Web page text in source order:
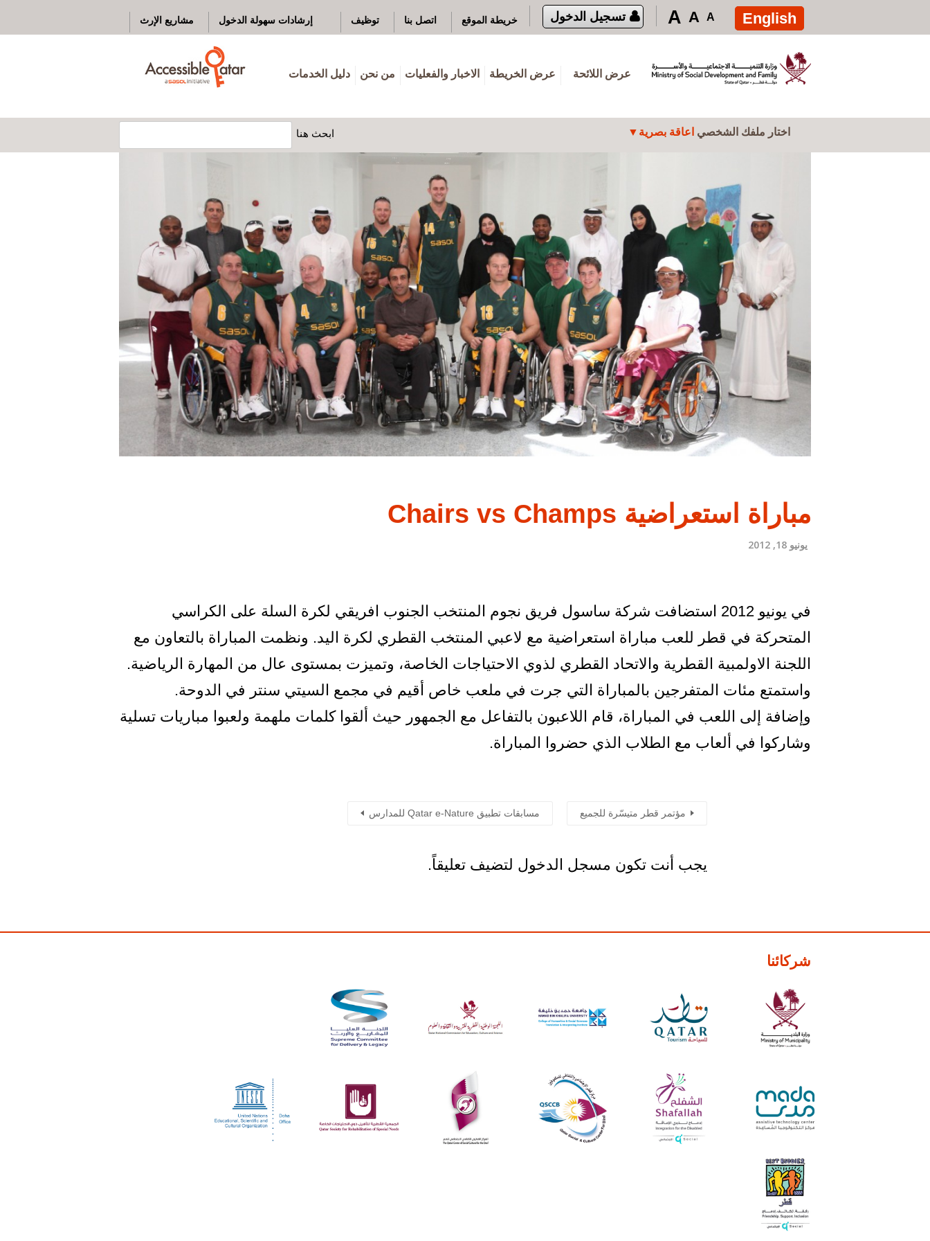
تجاوز إلى المحتوى الرئيسي
English
A
A
A تسجيل الدخول خريطة الموقع اتصل بنا توظيف إرشادات سهولة الدخول مشاريع الإرث
عرض اللائحة عرض الخريطة الاخبار والفعليات من نحن دليل الخدمات
اختار ملفك الشخصي اعاقة بصرية ابحث هنا
مباراة استعراضية Chairs vs Champs
يونيو 18, 2012
في يونيو 2012 استضافت شركة ساسول فريق نجوم المنتخب الجنوب افريقي لكرة السلة على الكراسي
المتحركة في قطر للعب مباراة استعراضية مع لاعبي المنتخب القطري لكرة اليد. ونظمت المباراة بالتعاون مع
اللجنة الاولمبية القطرية والاتحاد القطري لذوي الاحتياجات الخاصة، وتميزت بمستوى عال من المهارة الرياضية.
واستمتع مئات المتفرجين بالمباراة التي جرت في ملعب خاص أقيم في مجمع السيتي سنتر في الدوحة.
وإضافة إلى اللعب في المباراة، قام اللاعبون بالتفاعل مع الجمهور حيث ألقوا كلمات ملهمة ولعبوا مباريات تسلية
وشاركوا في ألعاب مع الطلاب الذي حضروا المباراة.
تصفّح المقالات
مؤتمر قطر متيسّرة للجميع مسابقات تطبيق Qatar e-Nature للمدارس
يجب أنت تكون مسجل الدخول لتضيف تعليقاً.
شركائنا